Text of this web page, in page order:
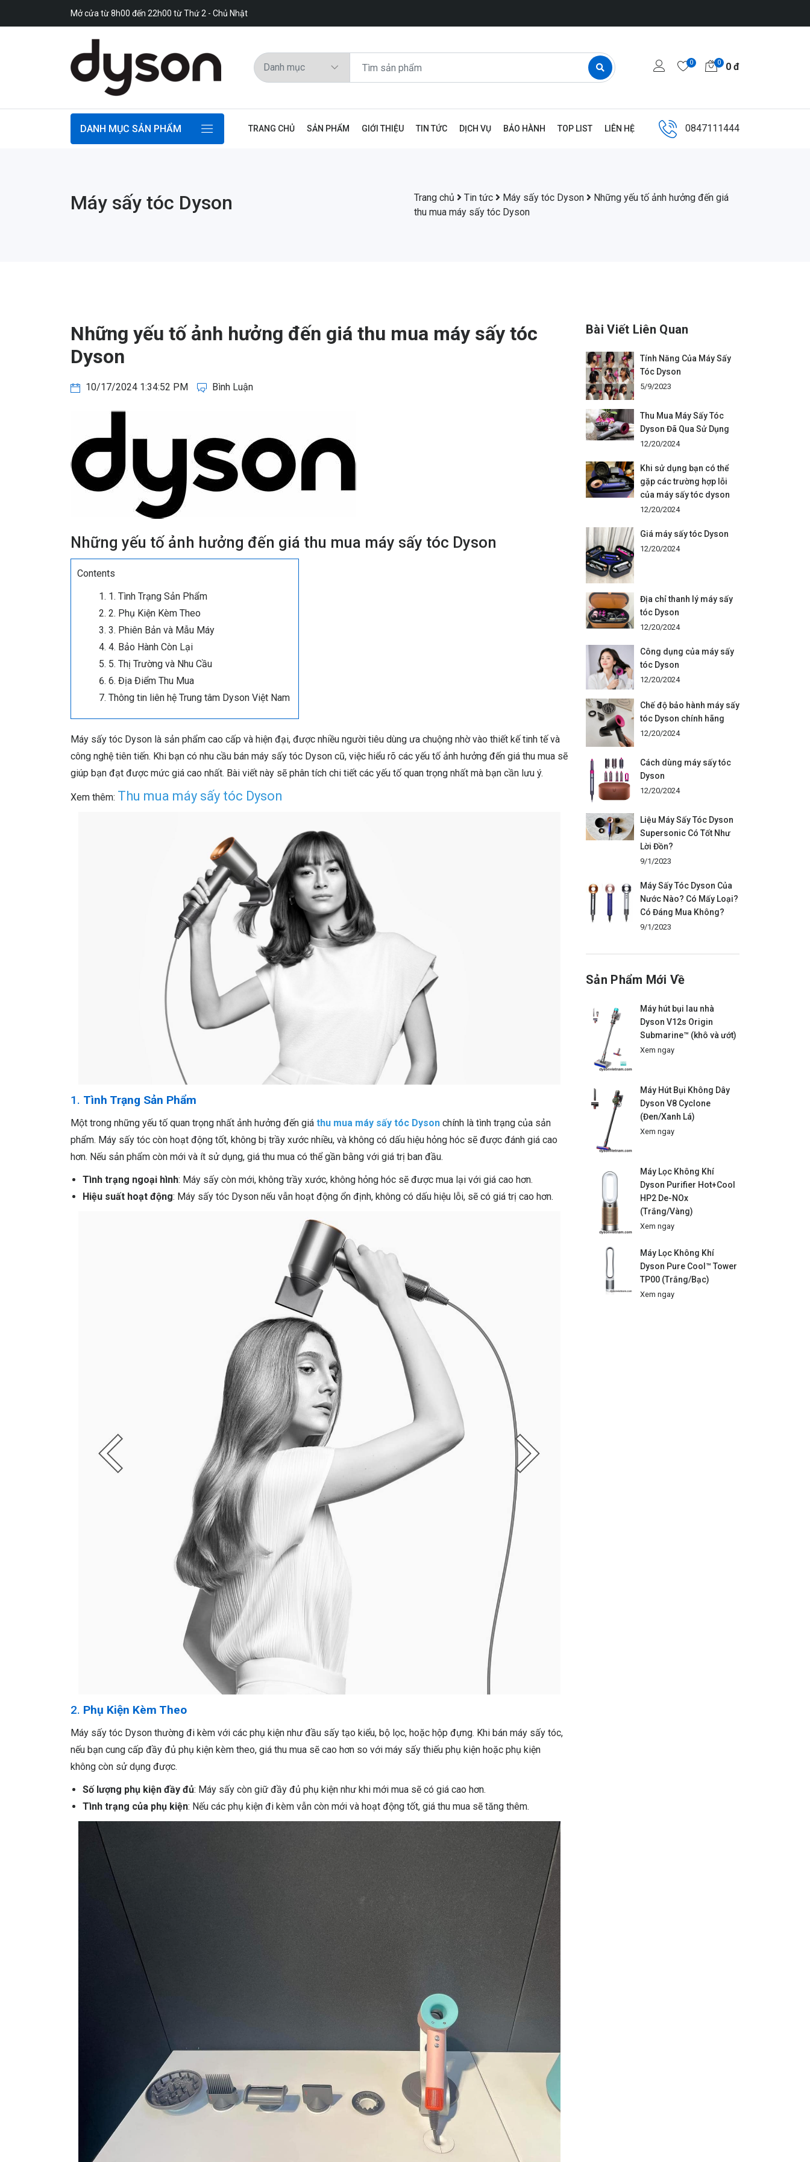
Mở cửa từ 8h00 đến 22h00 từ Thứ 2 - Chủ Nhật
0 0 0 đ
DANH MỤC SẢN PHẨM TRANG CHỦ SẢN PHẨM GIỚI THIỆU TIN TỨC DỊCH VỤ BẢO HÀNH TOP LIST LIÊN HỆ 0847111444
Máy sấy tóc Dyson Trang chủ Tin tức Máy sấy tóc Dyson
Những yếu tố ảnh hưởng đến giá
thu mua máy sấy tóc Dyson
Những yếu tố ảnh hưởng đến giá thu mua máy sấy tóc
Dyson
10/17/2024 1:34:52 PM Bình Luận
Những yếu tố ảnh hưởng đến giá thu mua máy sấy tóc Dyson
Contents
1. Tình Trạng Sản Phẩm
2. Phụ Kiện Kèm Theo
3. Phiên Bản và Mẫu Máy
4. Bảo Hành Còn Lại
5. Thị Trường và Nhu Cầu
6. Địa Điểm Thu Mua
Thông tin liên hệ Trung tâm Dyson Việt Nam
Máy sấy tóc Dyson là sản phẩm cao cấp và hiện đại, được nhiều người tiêu dùng ưa chuộng nhờ vào thiết kế tinh tế và
công nghệ tiên tiến. Khi bạn có nhu cầu bán máy sấy tóc Dyson cũ, việc hiểu rõ các yếu tố ảnh hưởng đến giá thu mua sẽ
giúp bạn đạt được mức giá cao nhất. Bài viết này sẽ phân tích chi tiết các yếu tố quan trọng nhất mà bạn cần lưu ý.
Xem thêm: Thu mua máy sấy tóc Dyson
1. Tình Trạng Sản Phẩm
Một trong những yếu tố quan trọng nhất ảnh hưởng đến giá thu mua máy sấy tóc Dyson chính là tình trạng của sản
phẩm. Máy sấy tóc còn hoạt động tốt, không bị trầy xước nhiều, và không có dấu hiệu hỏng hóc sẽ được đánh giá cao
hơn. Nếu sản phẩm còn mới và ít sử dụng, giá thu mua có thể gần bằng với giá trị ban đầu.
Tình trạng ngoại hình: Máy sấy còn mới, không trầy xước, không hỏng hóc sẽ được mua lại với giá cao hơn.
Hiệu suất hoạt động: Máy sấy tóc Dyson nếu vẫn hoạt động ổn định, không có dấu hiệu lỗi, sẽ có giá trị cao hơn.
2. Phụ Kiện Kèm Theo
Máy sấy tóc Dyson thường đi kèm với các phụ kiện như đầu sấy tạo kiểu, bộ lọc, hoặc hộp đựng. Khi bán máy sấy tóc,
nếu bạn cung cấp đầy đủ phụ kiện kèm theo, giá thu mua sẽ cao hơn so với máy sấy thiếu phụ kiện hoặc phụ kiện
không còn sử dụng được.
Số lượng phụ kiện đầy đủ: Máy sấy còn giữ đầy đủ phụ kiện như khi mới mua sẽ có giá cao hơn.
Tình trạng của phụ kiện: Nếu các phụ kiện đi kèm vẫn còn mới và hoạt động tốt, giá thu mua sẽ tăng thêm.
Bài Viết Liên Quan
Tính Năng Của Máy Sấy
Tóc Dyson
5/9/2023
Thu Mua Máy Sấy Tóc
Dyson Đã Qua Sử Dụng
12/20/2024
Khi sử dụng bạn có thể
gặp các trường hợp lỗi
của máy sấy tóc dyson
12/20/2024
Giá máy sấy tóc Dyson
12/20/2024
Địa chỉ thanh lý máy sấy
tóc Dyson
12/20/2024
Công dụng của máy sấy
tóc Dyson
12/20/2024
Chế độ bảo hành máy sấy
tóc Dyson chính hãng
12/20/2024
Cách dùng máy sấy tóc
Dyson
12/20/2024
Liệu Máy Sấy Tóc Dyson
Supersonic Có Tốt Như
Lời Đồn?
9/1/2023
Máy Sấy Tóc Dyson Của
Nước Nào? Có Mấy Loại?
Có Đáng Mua Không?
9/1/2023
Sản Phẩm Mới Về
Máy hút bụi lau nhà
Dyson V12s Origin
Submarine™ (khô và ướt)
Xem ngay
Máy Hút Bụi Không Dây
Dyson V8 Cyclone
(Đen/Xanh Lá)
Xem ngay
Máy Lọc Không Khí
Dyson Purifier Hot+Cool
HP2 De-NOx
(Trắng/Vàng)
Xem ngay
Máy Lọc Không Khí
Dyson Pure Cool™ Tower
TP00 (Trắng/Bạc)
Xem ngay